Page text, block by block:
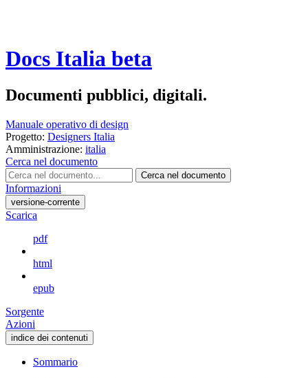
Docs Italia beta
Documenti pubblici, digitali.
Manuale operativo di design
Progetto: Designers Italia
Amministrazione: italia
Cerca nel documento
Cerca nel documento
Informazioni
versione-corrente
Scarica
pdf
html
epub
Sorgente
Azioni
indice dei contenuti
Sommario